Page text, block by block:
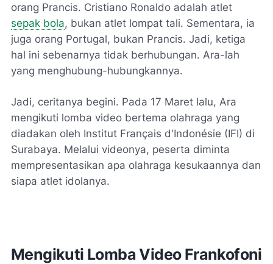
orang Prancis. Cristiano Ronaldo adalah atlet
sepak bola, bukan atlet lompat tali. Sementara, ia
juga orang Portugal, bukan Prancis. Jadi, ketiga
hal ini sebenarnya tidak berhubungan. Ara-lah
yang menghubung-hubungkannya.
Jadi, ceritanya begini. Pada 17 Maret lalu, Ara
mengikuti lomba video bertema olahraga yang
diadakan oleh Institut Français d'Indonésie (IFI) di
Surabaya. Melalui videonya, peserta diminta
mempresentasikan apa olahraga kesukaannya dan
siapa atlet idolanya.
Mengikuti Lomba Video Frankofoni